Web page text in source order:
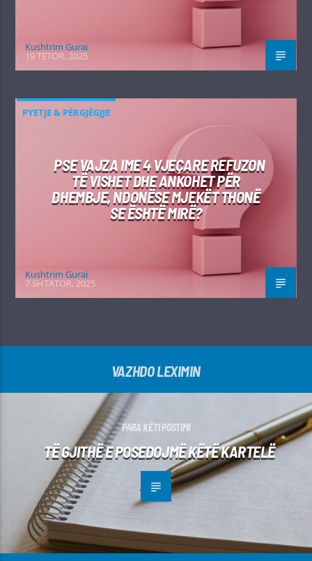
Kushtrim Guraj
19 TETOR, 2025
PYETJE & PËRGJËGJJE
PSE VAJZA IME 4 VJEÇARE REFUZON
TË VISHET DHE ANKOHET PËR
DHEMBJE, NDONËSE MJEKËT THONË
SE ËSHTË MIRË?
Kushtrim Guraj
7 SHTATOR, 2025
VAZHDO LEXIMIN
PARA KËTI POSTIMI
TË GJITHË E POSEDOJMË KËTË KARTELË